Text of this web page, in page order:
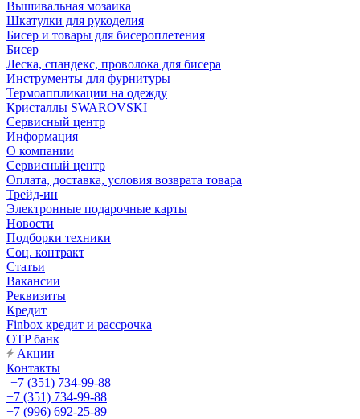
Вышивальная мозаика
Шкатулки для рукоделия
Бисер и товары для бисероплетения
Бисер
Леска, спандекс, проволока для бисера
Инструменты для фурнитуры
Термоаппликации на одежду
Кристаллы SWAROVSKI
Сервисный центр
Информация
О компании
Сервисный центр
Оплата, доставка, условия возврата товара
Трейд-ин
Электронные подарочные карты
Новости
Подборки техники
Соц. контракт
Статьи
Вакансии
Реквизиты
Кредит
Finbox кредит и рассрочка
OTP банк
Акции
Контакты
+7 (351) 734-99-88
+7 (351) 734-99-88
+7 (996) 692-25-89